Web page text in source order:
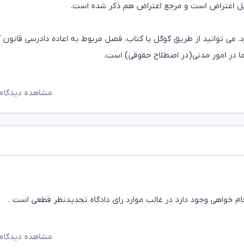
اعتراض است و مرجع اعتراض هم ذکر شده است.
می توانید از طریق گوگل یا کتاب، فصل مربوط به اعاده دادرسی قانون
در امور مدنی(در اصطلاح حقوقی) است.
مشاهده
خواهی وجود دارد در غالب موارد رای دادگاه تجدیدنظر قطعی است .
مشاهده